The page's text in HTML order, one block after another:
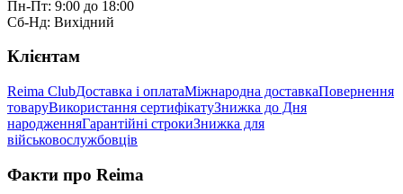
Пн-Пт: 9:00 до 18:00
Сб-Нд: Вихідний
Клієнтам
Reima ClubДоставка і оплатаМіжнародна доставкаПовернення
товаруВикористання сертифікатуЗнижка до Дня
народженняГарантійні строкиЗнижка для
військовослужбовців
Факти про Reima